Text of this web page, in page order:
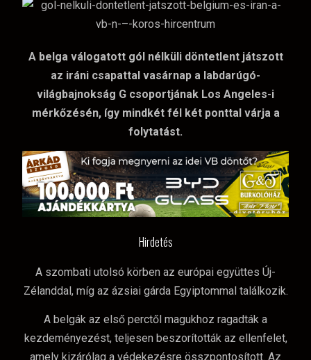
A belga válogatott gól nélküli döntetlent játszott
az iráni csapattal vasárnap a labdarúgó-
világbajnokság G csoportjának Los Angeles-i
mérkőzésén, így mindkét fél két ponttal várja a
folytatást.
Hirdetés
A szombati utolsó körben az európai együttes Új-
Zélanddal, míg az ázsiai gárda Egyiptommal találkozik.
A belgák az első perctől magukhoz ragadták a
kezdeményezést, teljesen beszorították az ellenfelet,
amely kizárólag a védekezésre összpontosított. Az